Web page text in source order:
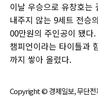
이날 우승으로 유창호는
내주지 않는 9세트 전승
00만원의 주인공이 됐다
챔피언이라는 타이틀과
까지 쌓아 올렸다.
Copyright © 경제일보, 무단전